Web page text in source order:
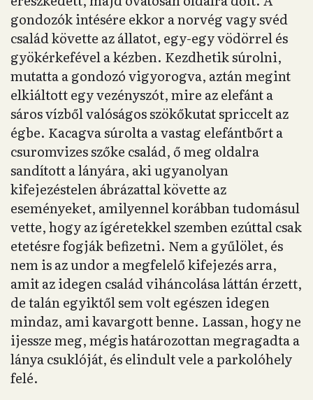
gondozók intésére ekkor a norvég vagy svéd
család követte az állatot, egy-egy vödörrel és
gyökérkefével a kézben. Kezdhetik súrolni,
mutatta a gondozó vigyorogva, aztán megint
elkiáltott egy vezényszót, mire az elefánt a
sáros vízből valóságos szökőkutat spriccelt az
égbe. Kacagva súrolta a vastag elefántbőrt a
csuromvizes szőke család, ő meg oldalra
sandított a lányára, aki ugyanolyan
kifejezéstelen ábrázattal követte az
eseményeket, amilyennel korábban tudomásul
vette, hogy az ígéretekkel szemben ezúttal csak
etetésre fogják befizetni. Nem a gyűlölet, és
nem is az undor a megfelelő kifejezés arra,
amit az idegen család viháncolása láttán érzett,
de talán egyiktől sem volt egészen idegen
mindaz, ami kavargott benne. Lassan, hogy ne
ijessze meg, mégis határozottan megragadta a
lánya csuklóját, és elindult vele a parkolóhely
felé.